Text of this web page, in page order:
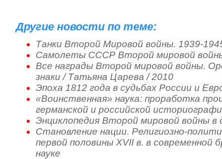
Другие новости по теме:
Танки Второй Мировой войны. 1939-
Самолеты СССР Второй мировой
Все награды Второй мировой войны.
знаки / Татьяна Царева / 2010
Эпоха 1812 года в судьбах России и
«Воинственная» наука: проработка
германской и российской
Энциклопедия Второй мировой войны
Становление нации. Религиозно-
первой половины XVII в. в современной
науке